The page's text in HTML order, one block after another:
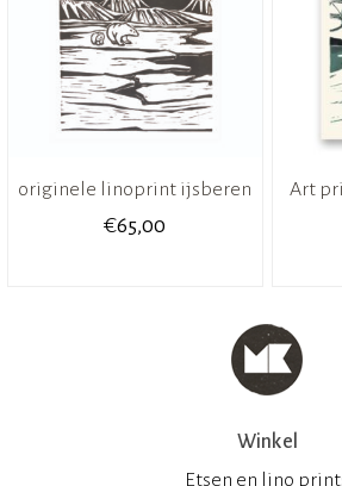
originele linoprint ijsberen
€65,00
Art
Winkel
Etsen en lino